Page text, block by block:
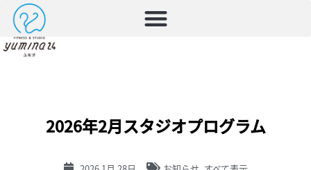
2026年2月スタジオプログラム